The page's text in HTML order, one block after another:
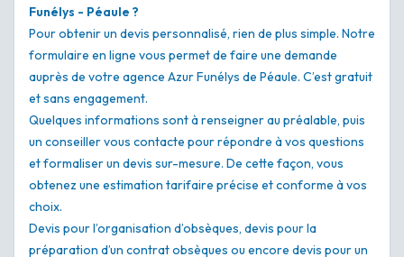
Funélys - Péaule ?
Pour obtenir un devis personnalisé, rien de plus simple. Notre
formulaire en ligne vous permet de faire une demande
auprès de votre agence Azur Funélys de Péaule. C’est gratuit
et sans engagement.
Quelques informations sont à renseigner au préalable, puis
un conseiller vous contacte pour répondre à vos questions
et formaliser un devis sur-mesure. De cette façon, vous
obtenez une estimation tarifaire précise et conforme à vos
choix.
Devis pour l’organisation d’obsèques, devis pour la
préparation d’un contrat obsèques ou encore devis pour un